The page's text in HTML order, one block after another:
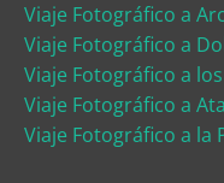
Viaje Fotográfico a
Viaje Fotográfico a
Viaje Fotográfico a
Viaje Fotográfico a
Viaje Fotográfico a la